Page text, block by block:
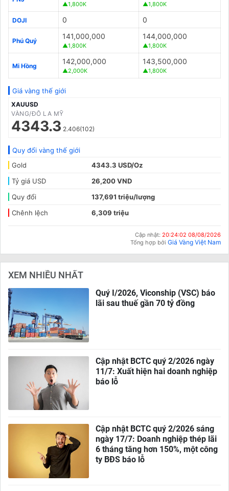
▲1,800K ▲1,800K
DOJI 0 0
Phú Quý
141,000,000
▲1,800K
144,000,000
▲1,800K
Mi Hồng
142,000,000
▲2,000K
143,500,000
▲1,800K
Giá vàng thế giới
XAUUSD
VÀNG/ĐÔ LA MỸ
4343.3 2.406(102)
Quy đổi vàng thế giới
Gold
4343.3 USD/Oz
Tỷ giá USD
26,200 VND
Quy đổi
137,691 triệu/lượng
Chênh lệch
6,309 triệu
Cập nhật: 20:24:02 08/08/2026
Tổng hợp bởi Giá Vàng Việt Nam
XEM NHIỀU NHẤT
Quý I/2026, Viconship (VSC) báo
lãi sau thuế gần 70 tỷ đồng
Cập nhật BCTC quý 2/2026 ngày
11/7: Xuất hiện hai doanh nghiệp
báo lỗ
Cập nhật BCTC quý 2/2026 sáng
ngày 17/7: Doanh nghiệp thép lãi
6 tháng tăng hơn 150%, một công
ty BĐS báo lỗ